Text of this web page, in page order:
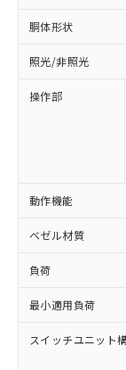
胴体形状
照光/非照光
操作部
動作機能
ベゼル材質
負荷
最小適用負荷
スイッチユニット